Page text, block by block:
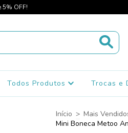
5% OFF!
Todos Produtos Trocas e
Início > Mais
Mini Boneca Metoo